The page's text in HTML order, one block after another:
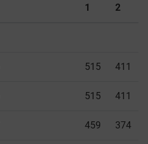
1 2
515 411
515 411
459 374